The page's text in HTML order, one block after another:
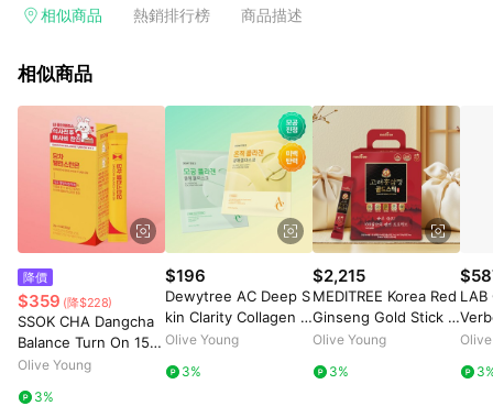
相似商品 熱銷排行榜 商品描述
相似商品
降價
$359 (降$228)
SSOK CHA Dangcha
Balance Turn On 15 S
ticks
Olive Young
3%
$196
Dewytree AC Deep S
kin Clarity Collagen G
el Mask Sheet 1ea
Olive Young
3%
$2,215
MEDITREE Korea Red
Ginseng Gold Stick 1
00 Sticks (100-day s
Olive Young
3%
LAB